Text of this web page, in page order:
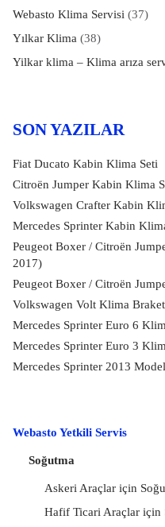
Webasto Klima Servisi (37)
Yılkar Klima (38)
Yilkar klima – Klima arıza
SON YAZILAR
Fiat Ducato Kabin Klima Seti
Citroën Jumper Kabin Klima
Volkswagen Crafter Kabin
Mercedes Sprinter Kabin
Peugeot Boxer / Citroën
2017)
Peugeot Boxer / Citroën
Volkswagen Volt Klima
Mercedes Sprinter Euro 6
Mercedes Sprinter Euro 3
Mercedes Sprinter 2013
Webasto Yetkili Servis
Soğutma
Askeri Araçlar için
Hafif Ticari Araçlar için